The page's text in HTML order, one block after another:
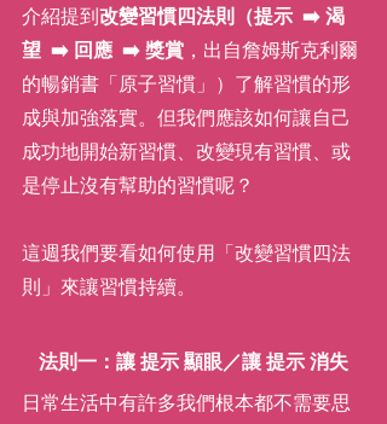
介紹提到改變習慣四法則（提示  ➡️ 渴
望  ➡️ 回應  ➡️ 獎賞 ，出自詹姆斯克利爾
的暢銷書「原子習慣」）了解習慣的形
成與加強落實。但我們應該如何讓自己
成功地開始新習慣、改變現有習慣、或
是停止沒有幫助的習慣呢？
這週我們要看如何使用「改變習慣四法
則」來讓習慣持續。
法則一：讓 提示 顯眼／讓 提示 消失
日常生活中有許多我們根本都不需要思